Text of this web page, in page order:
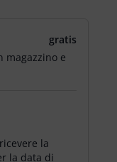
gratis
magazzino e
la
la data di